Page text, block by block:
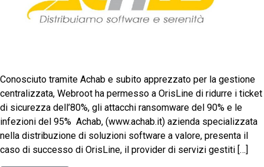
Conosciuto tramite Achab e subito apprezzato per la gestione
centralizzata, Webroot ha permesso a OrisLine di ridurre i ticket
di sicurezza dell’80%, gli attacchi ransomware del 90% e le
infezioni del 95% Achab, (www.achab.it) azienda specializzata
nella distribuzione di soluzioni software a valore, presenta il
caso di successo di OrisLine, il provider di servizi gestiti […]